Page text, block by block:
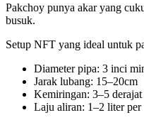
Pakchoy punya akar yang
busuk.
Setup NFT yang ideal untuk
Diameter pipa: 3 inci
Jarak lubang: 15–20cm
Kemiringan: 3–5 derajat
Laju aliran: 1–2 liter per